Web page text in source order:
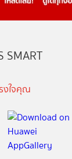
SMART
งใจคุณ